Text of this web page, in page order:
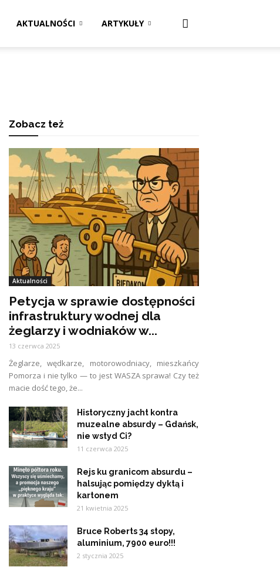
AKTUALNOŚCI ARTYKUŁY
Zobacz też
Aktualności
Petycja w sprawie dostępności
infrastruktury wodnej dla
żeglarzy i wodniaków w...
13 czerwca 2025
Żeglarze, wędkarze, motorowodniacy, mieszkańcy
Pomorza i nie tylko — to jest WASZA sprawa! Czy też
macie dość tego, że...
Historyczny jacht kontra
muzealne absurdy – Gdańsk,
nie wstyd Ci?
11 czerwca 2025
Rejs ku granicom absurdu –
halsując pomiędzy dyktą i
kartonem
21 kwietnia 2025
Bruce Roberts 34 stopy,
aluminium, 7900 euro!!!
2 stycznia 2025